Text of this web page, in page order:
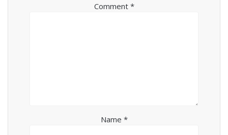
Comment *
Name *